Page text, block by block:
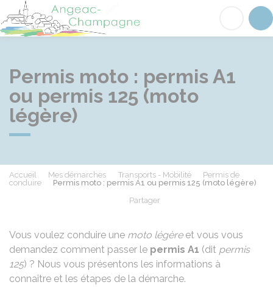
Angeac-Champagne
Permis moto : permis A1
ou permis 125 (moto
légère)
Accueil Mes démarches Transports - Mobilité
Permis de
conduire
Permis moto : permis A1 ou permis 125 (moto légère)
Partager
Vous voulez conduire une moto légèreet vous vous
demandez comment passer le permis A1 (dit permis
125) ? Nous vous présentons les informations à
connaître et les étapes de la démarche.